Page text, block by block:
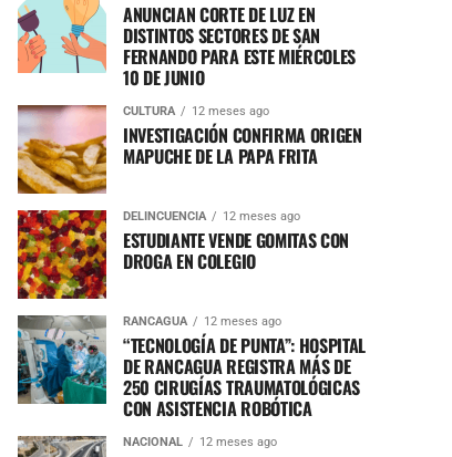
ANUNCIAN CORTE DE LUZ EN
DISTINTOS SECTORES DE SAN
FERNANDO PARA ESTE MIÉRCOLES
10 DE JUNIO
CULTURA 12 meses ago
INVESTIGACIÓN CONFIRMA ORIGEN
MAPUCHE DE LA PAPA FRITA
DELINCUENCIA 12 meses ago
ESTUDIANTE VENDE GOMITAS CON
DROGA EN COLEGIO
RANCAGUA 12 meses ago
“TECNOLOGÍA DE PUNTA”: HOSPITAL
DE RANCAGUA REGISTRA MÁS DE
250 CIRUGÍAS TRAUMATOLÓGICAS
CON ASISTENCIA ROBÓTICA
NACIONAL 12 meses ago